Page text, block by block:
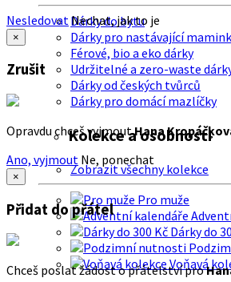
Dárky do bytu
Dárky pro nastávající
Férové, bio a eko dárky
Udržitelné a zero-waste
Dárky od českých tvůrců
Dárky pro domácí mazlíčky
Kolekce a osobnosti
Zobrazit všechny kolekce
Pro muže
Dárky do
Voňavá
Nesledovat Nechat, jak to je
×
Zrušit
Opravdu chceš vyjmoutHana
Ano, vyjmout Ne, ponechat
×
Přidat do přátel
Chceš poslat žádost o přátelství pro